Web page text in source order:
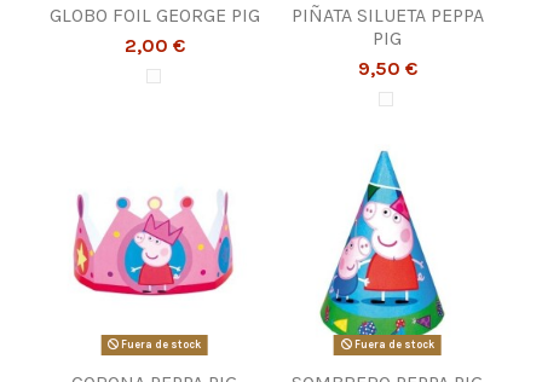
GLOBO FOIL GEORGE PIG
2,00 €
PIÑATA SILUETA PEPPA
PIG
9,50 €
Fuera de stock Fuera de stock